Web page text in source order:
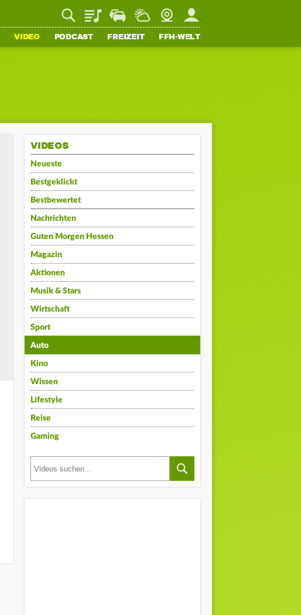
PlaylistStaupilotWetterWebcamMein FFH
VIDEO PODCAST FREIZEIT FFH-WELT
VIDEOS
Neueste
Bestgeklickt
Bestbewertet
Nachrichten
Guten Morgen Hessen
Magazin
Aktionen
Musik & Stars
Wirtschaft
Sport
Auto
Kino
Wissen
Lifestyle
Reise
Gaming